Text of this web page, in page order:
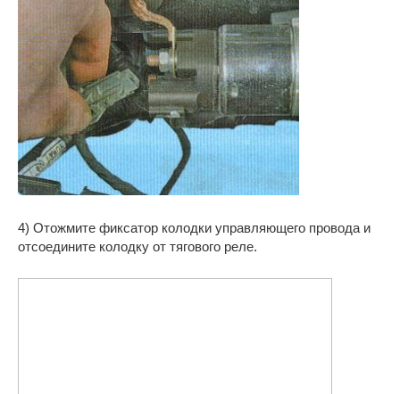
4) Отожмите фиксатор колодки управляющего провода и
отсоедините колодку от тягового реле.